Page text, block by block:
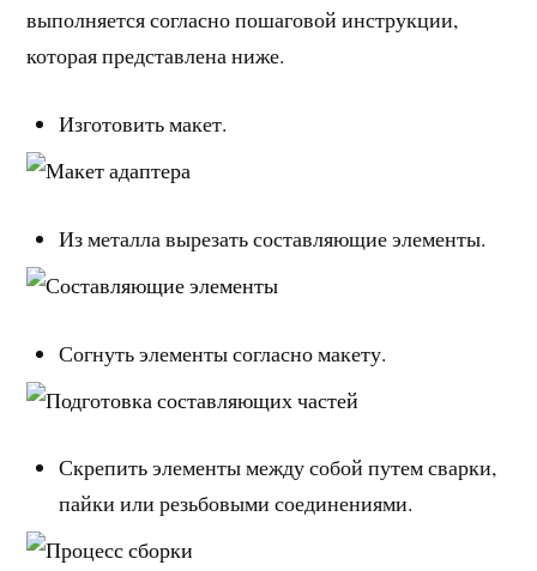
выполняется согласно пошаговой инструкции,
которая представлена ниже.
Изготовить макет.
Из металла вырезать составляющие элементы.
Согнуть элементы согласно макету.
Скрепить элементы между собой путем сварки,
пайки или резьбовыми соединениями.